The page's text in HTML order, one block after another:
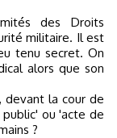
des Droits
militaire. Il est
tenu secret. On
alors que son
devant la cour de
ou 'acte de
?